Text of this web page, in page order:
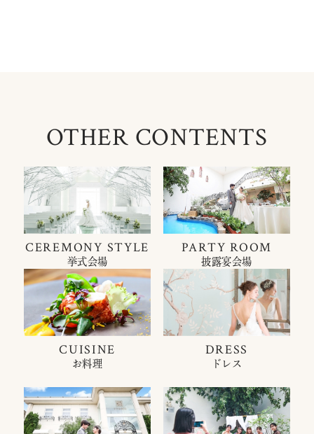
OTHER CONTENTS
CEREMONY STYLE
挙式会場
PARTY ROOM
披露宴会場
CUISINE
お料理
DRESS
ドレス